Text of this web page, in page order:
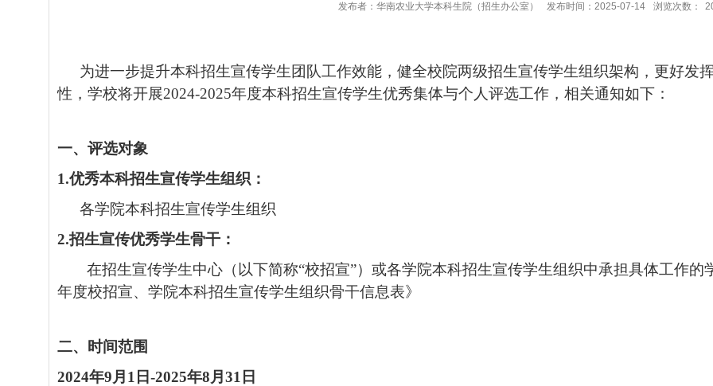
发布者：华南农业大学本科生院（招生办公室） 发布时间：2025-07-14 浏览次数：
为进一步提升本科招生宣传学生团队工作效能，健全校院两级招生宣传学生组织架构，更好发
性，学校将开展2024-2025年度本科招生宣传学生优秀集体与个人评选工作，相关通知如下：
一、评选对象
1.优秀本科招生宣传学生组织：
各学院本科招生宣传学生组织
2.招生宣传优秀学生骨干：
在招生宣传学生中心（以下简称“校招宣”）或各学院本科招生宣传学生组织中承担具体工作的
年度校招宣、学院本科招生宣传学生组织骨干信息表》
二、
时间范围
2024年9月 1 日-2025年8月 31 日